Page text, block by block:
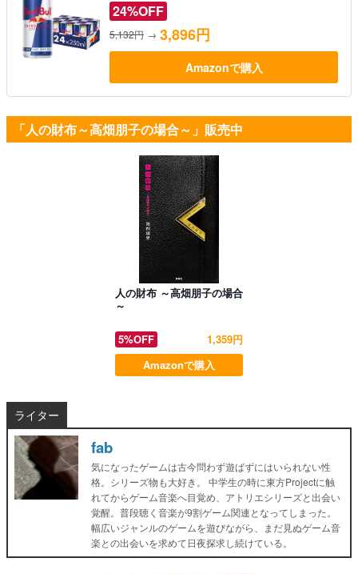
24%OFF
5,132円 → 3,896円
Amazonで購入
「人の財布～高畑朋子の場合～」販売中
人の財布 ～高畑朋子の場合
～
5%OFF
1,359円
Amazonで購入
ライター
fab
気になったゲームは古今問わず遊ばずにはいられない性
格。シリーズ物も大好き。 中学生の時に東方Projectに触
れてからゲーム音楽へ目覚め、アトリエシリーズと出会い
覚醒。普段聴く音楽が9割ゲーム関連となってしまった。
幅広いジャンルのゲームを遊びながら、まだ見ぬゲーム音
楽との出会いを求めて日夜探求し続けている。